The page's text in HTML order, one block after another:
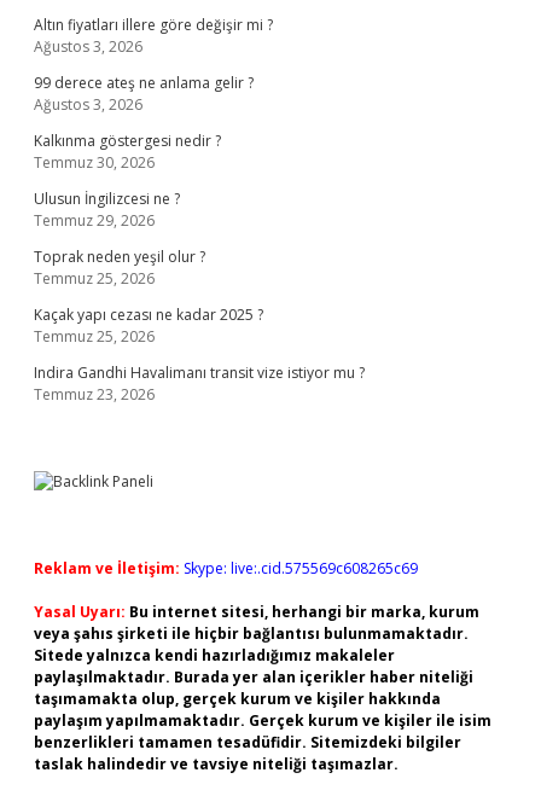
Altın fiyatları illere göre değişir mi ?
Ağustos 3, 2026
99 derece ateş ne anlama gelir ?
Ağustos 3, 2026
Kalkınma göstergesi nedir ?
Temmuz 30, 2026
Ulusun İngilizcesi ne ?
Temmuz 29, 2026
Toprak neden yeşil olur ?
Temmuz 25, 2026
Kaçak yapı cezası ne kadar 2025 ?
Temmuz 25, 2026
Indira Gandhi Havalimanı transit vize istiyor mu ?
Temmuz 23, 2026
Reklam ve İletişim: Skype: live:.cid.575569c608265c69
Yasal Uyarı: Bu internet sitesi, herhangi bir marka, kurum
veya şahıs şirketi ile hiçbir bağlantısı bulunmamaktadır.
Sitede yalnızca kendi hazırladığımız makaleler
paylaşılmaktadır. Burada yer alan içerikler haber niteliği
taşımamakta olup, gerçek kurum ve kişiler hakkında
paylaşım yapılmamaktadır. Gerçek kurum ve kişiler ile isim
benzerlikleri tamamen tesadüfidir. Sitemizdeki bilgiler
taslak halindedir ve tavsiye niteliği taşımazlar.